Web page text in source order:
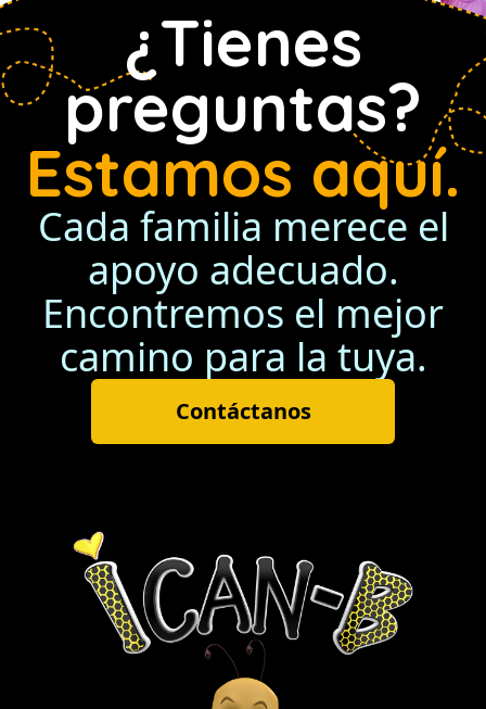
¿Tienes
preguntas?
Estamos aquí.
Cada familia merece el
apoyo adecuado.
Encontremos el mejor
camino para la tuya.
Contáctanos